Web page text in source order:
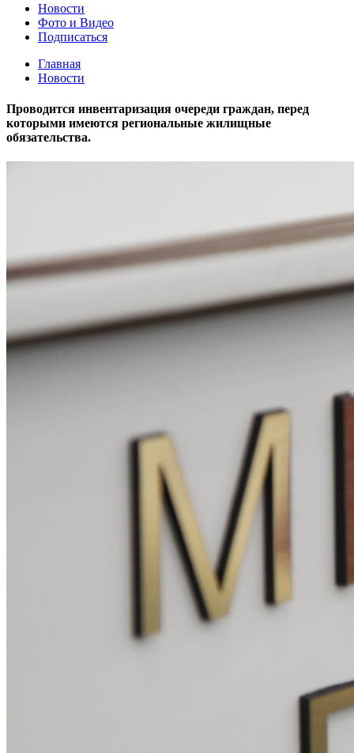
Новости
Фото и Видео
Подписаться
Главная
Новости
Проводится инвентаризация очереди граждан, перед
которыми имеются региональные жилищные
обязательства.